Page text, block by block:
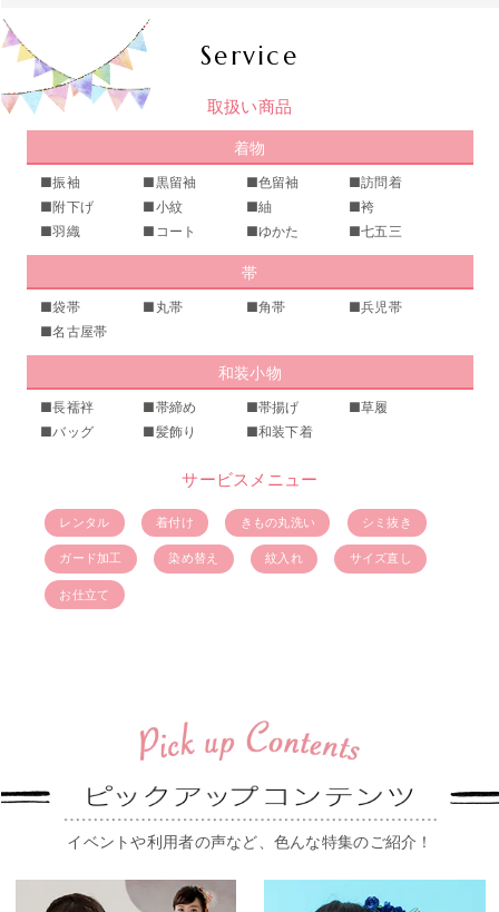
Service
取扱い商品
着物
■振袖 ■黒留袖 ■色留袖
■訪問着
■附下げ
■小紋 ■紬
■袴
■羽織
■コート ■ゆかた ■七五三
帯
■袋帯 ■丸帯 ■角帯
■兵児帯
■名古屋帯
和装小物
■長襦袢 ■帯締め ■帯揚げ
■草履
■バッグ
■髪飾り ■和装下着
サービスメニュー
レンタル 着付け きもの丸洗い シミ抜き
ガード加工 染め替え 紋入れ サイズ直し
お仕立て
イベントや利用者の声など、色んな特集のご紹介！